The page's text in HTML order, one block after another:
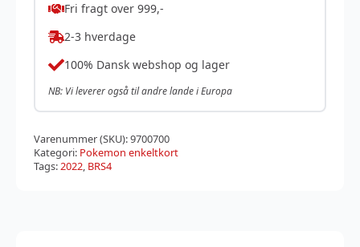
Fri fragt over 999,-
2-3 hverdage
100% Dansk webshop og lager
NB: Vi leverer også til andre lande i Europa
Varenummer (SKU):9700700
Kategori: Pokemon enkeltkort
Tags:2022, BRS4